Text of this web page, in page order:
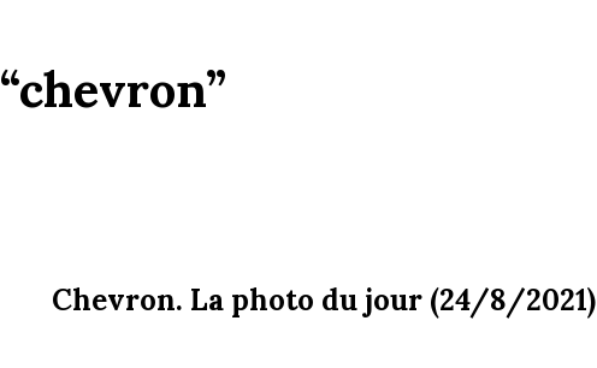
“chevron”
Chevron. La photo du jour (24/8/2021)